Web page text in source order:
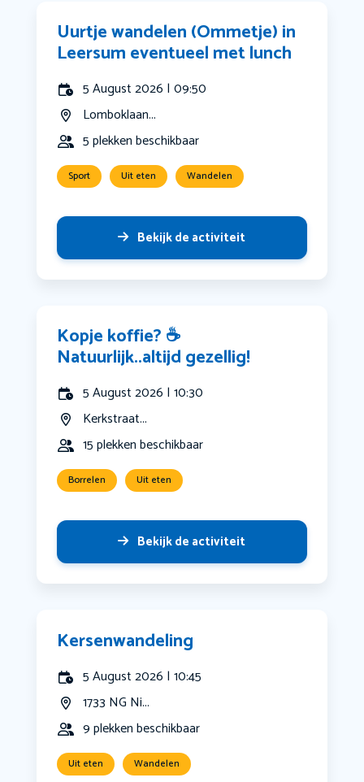
Uurtje wandelen (Ommetje) in
Leersum eventueel met lunch
5 August 2026 | 09:50
Lomboklaan...
5 plekken beschikbaar
Sport Uit eten Wandelen
Bekijk de activiteit
Kopje koffie? ☕️
Natuurlijk..altijd gezellig!
5 August 2026 | 10:30
Kerkstraat...
15 plekken beschikbaar
Borrelen Uit eten
Bekijk de activiteit
Kersenwandeling
5 August 2026 | 10:45
1733 NG Ni...
9 plekken beschikbaar
Uit eten Wandelen